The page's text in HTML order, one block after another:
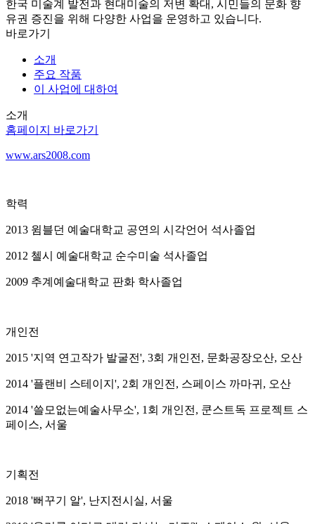
한국 미술계 발전과 현대미술의 저변 확대, 시민들의 문화 향
유권 증진을 위해 다양한 사업을 운영하고 있습니다.
바로가기
소개
주요 작품
이 사업에 대하여
소개
홈페이지 바로가기
www.ars2008.com
학력
2013 윔블던 예술대학교 공연의 시각언어 석사졸업
2012 첼시 예술대학교 순수미술 석사졸업
2009 추계예술대학교 판화 학사졸업
개인전
2015 '지역 연고작가 발굴전', 3회 개인전, 문화공장오산, 오산
2014 '플랜비 스테이지', 2회 개인전, 스페이스 까마귀, 오산
2014 '쓸모없는예술사무소', 1회 개인전, 쿤스트독 프로젝트 스
페이스, 서울
기획전
2018 '뻐꾸기 알', 난지전시실, 서울